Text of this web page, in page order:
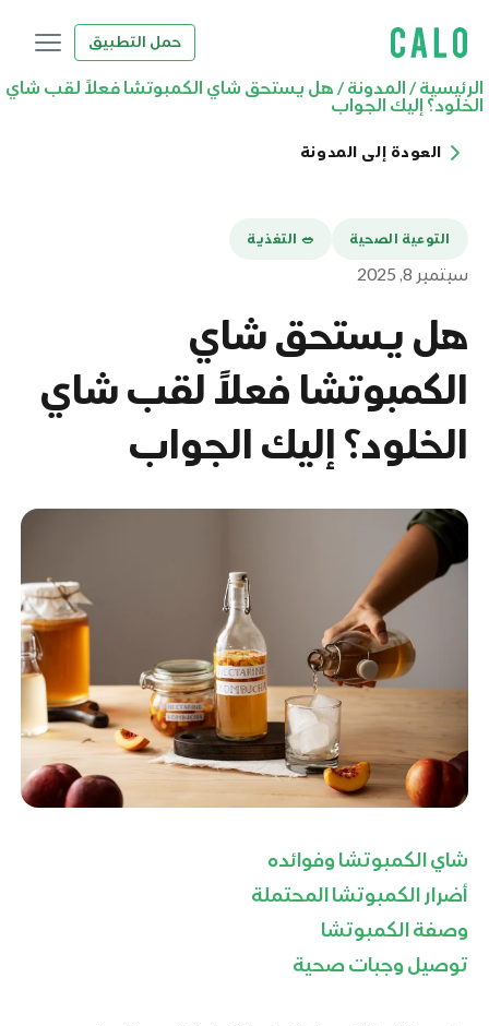
حمل التطبيق
الرئيسية/ المدونة/ هل يستحق شاي الكمبوتشا فعلاً لقب شاي
الخلود؟ إليك الجواب
العودة إلى المدونة
التوعية الصحية 🥗 التغذية
سبتمبر 8, 2025
هل يستحق شاي
الكمبوتشا فعلاً لقب شاي
الخلود؟ إليك الجواب
شاي الكمبوتشا وفوائده
أضرار الكمبوتشاالمحتملة
وصفة الكمبوتشا
توصيل وجبات صحية